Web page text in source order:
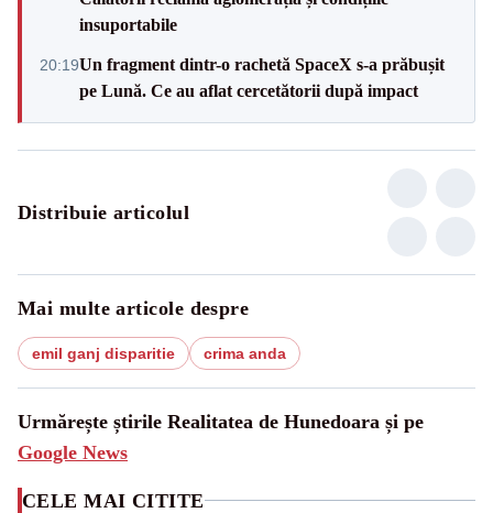
insuportabile
20:19Un fragment dintr-o rachetă SpaceX s-a prăbușit
pe Lună. Ce au aflat cercetătorii după impact
Distribuie articolul
Mai multe articole despre
emil ganj disparitie crima anda
Urmărește știrile Realitatea de Hunedoara și pe
Google News
CELE MAI CITITE